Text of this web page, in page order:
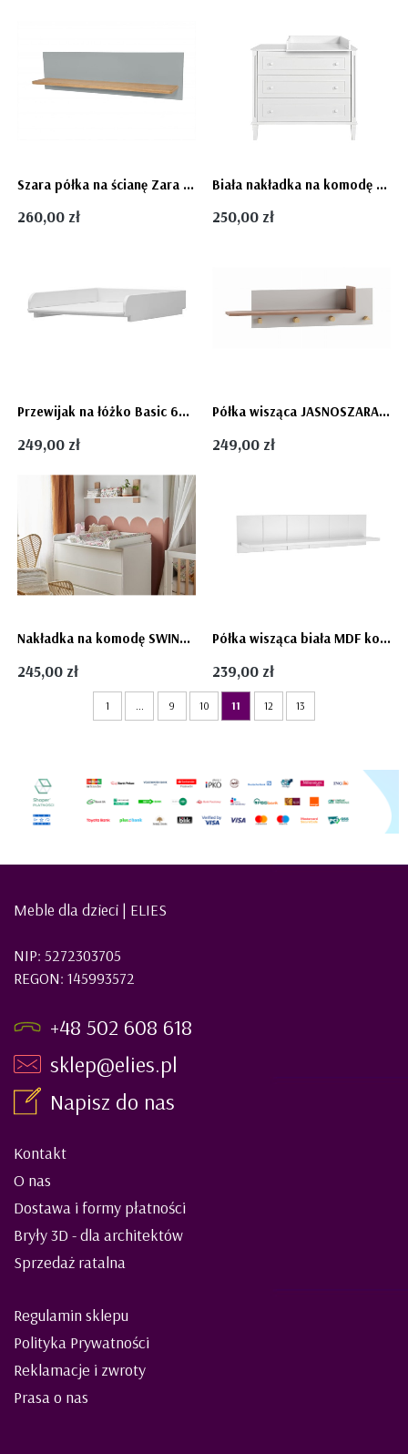
Szara półka na ścianę Zara do pokoju dziecka Novelies
260,00 zł
Biała nakładka na komodę przewijak Bianka Novelies
250,00 zł
Przewijak na łóżko Basic 60x120 - PINIO
249,00 zł
Półka wisząca JASNOSZARA meble dziecięce CUBE firmy Pinio
249,00 zł
Nakładka na komodę SWING - przewijak Pinio
245,00 zł
Półka wisząca biała MDF kolekcja mebli CALMO - PINIO
239,00 zł
1 9 10 11 12 13
Meble dla dzieci | ELIES
NIP: 5272303705
REGON: 145993572
+48 502 608 618
sklep@elies.pl
Napisz do nas
Kontakt
O nas
Dostawa i formy płatności
Bryły 3D - dla architektów
Sprzedaż ratalna
Regulamin sklepu
Polityka Prywatności
Reklamacje i zwroty
Prasa o nas